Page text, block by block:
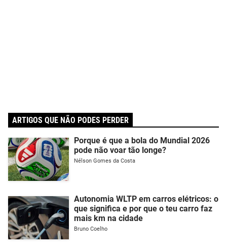
ARTIGOS QUE NÃO PODES PERDER
Porque é que a bola do Mundial 2026
pode não voar tão longe?
Nélson Gomes da Costa
Autonomia WLTP em carros elétricos: o
que significa e por que o teu carro faz
mais km na cidade
Bruno Coelho